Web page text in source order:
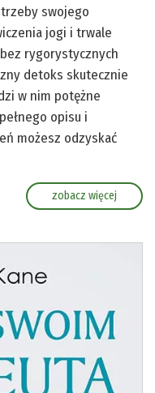
swojego
jogi i trwale
rygorystycznych
detoks skutecznie
w nim potężne
opisu i
możesz odzyskać
zobacz więcej